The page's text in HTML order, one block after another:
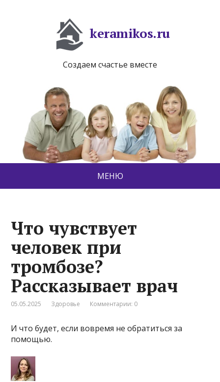
keramikos.ru
Создаем счастье вместе
МЕНЮ
Что чувствует
человек при
тромбозе?
Рассказывает врач
05.05.2025 Здоровье Комментарии: 0
И что будет, если вовремя не обратиться за
помощью.